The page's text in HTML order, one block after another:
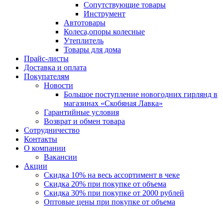
Сопутствующие товары
Инструмент
Автотовары
Колеса,опоры колесные
Утеплитель
Товары для дома
Прайс-листы
Доставка и оплата
Покупателям
Новости
Большое поступление новогодних гирлянд в
магазинах «Скобяная Лавка»
Гарантийные условия
Возврат и обмен товара
Сотрудничество
Контакты
О компании
Вакансии
Акции
Скидка 10% на весь ассортимент в чеке
Скидка 20% при покупке от объема
Скидка 30% при покупке от 2000 рублей
Оптовые цены при покупке от объема